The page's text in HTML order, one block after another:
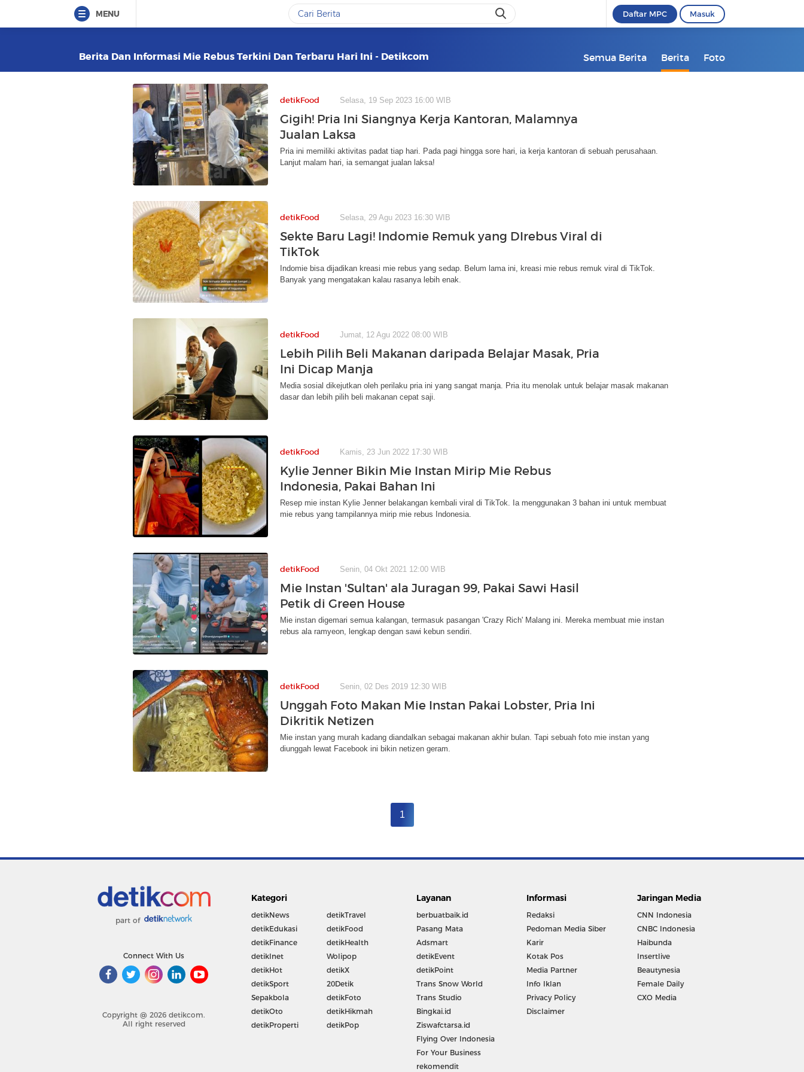
MENU Daftar MPC Masuk
Berita Dan Informasi Mie Rebus Terkini Dan Terbaru Hari Ini - Detikcom Semua Berita Berita Foto
detikFood Selasa, 19 Sep 2023 16:00 WIB
Gigih! Pria Ini Siangnya Kerja Kantoran, Malamnya
Jualan Laksa
Pria ini memiliki aktivitas padat tiap hari. Pada pagi hingga sore hari, ia kerja kantoran di sebuah perusahaan.
Lanjut malam hari, ia semangat jualan laksa!
detikFood Selasa, 29 Agu 2023 16:30 WIB
Sekte Baru Lagi! Indomie Remuk yang DIrebus Viral di
TikTok
Indomie bisa dijadikan kreasi mie rebus yang sedap. Belum lama ini, kreasi mie rebus remuk viral di TikTok.
Banyak yang mengatakan kalau rasanya lebih enak.
detikFood Jumat, 12 Agu 2022 08:00 WIB
Lebih Pilih Beli Makanan daripada Belajar Masak, Pria
Ini Dicap Manja
Media sosial dikejutkan oleh perilaku pria ini yang sangat manja. Pria itu menolak untuk belajar masak makanan
dasar dan lebih pilih beli makanan cepat saji.
detikFood Kamis, 23 Jun 2022 17:30 WIB
Kylie Jenner Bikin Mie Instan Mirip Mie Rebus
Indonesia, Pakai Bahan Ini
Resep mie instan Kylie Jenner belakangan kembali viral di TikTok. Ia menggunakan 3 bahan ini untuk membuat
mie rebus yang tampilannya mirip mie rebus Indonesia.
detikFood Senin, 04 Okt 2021 12:00 WIB
Mie Instan 'Sultan' ala Juragan 99, Pakai Sawi Hasil
Petik di Green House
Mie instan digemari semua kalangan, termasuk pasangan 'Crazy Rich' Malang ini. Mereka membuat mie instan
rebus ala ramyeon, lengkap dengan sawi kebun sendiri.
detikFood Senin, 02 Des 2019 12:30 WIB
Unggah Foto Makan Mie Instan Pakai Lobster, Pria Ini
Dikritik Netizen
Mie instan yang murah kadang diandalkan sebagai makanan akhir bulan. Tapi sebuah foto mie instan yang
diunggah lewat Facebook ini bikin netizen geram.
1
part of
Connect With Us
Copyright @ 2026 detikcom.
All right reserved
Kategori
detikNews
detikEdukasi
detikFinance
detikInet
detikHot
detikSport
Sepakbola
detikOto
detikProperti
detikTravel
detikFood
detikHealth
Wolipop
detikX
20Detik
detikFoto
detikHikmah
detikPop
Layanan
berbuatbaik.id
Pasang Mata
Adsmart
detikEvent
detikPoint
Trans Snow World
Trans Studio
Bingkai.id
Ziswafctarsa.id
Flying Over Indonesia
For Your Business
rekomendit
Informasi
Redaksi
Pedoman Media Siber
Karir
Kotak Pos
Media Partner
Info Iklan
Privacy Policy
Disclaimer
Jaringan Media
CNN Indonesia
CNBC Indonesia
Haibunda
Insertlive
Beautynesia
Female Daily
CXO Media